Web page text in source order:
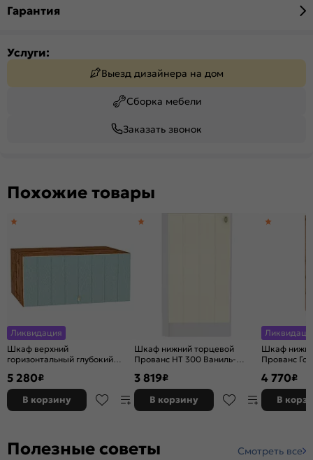
Гарантия
Услуги:
Выезд дизайнера на дом
Сборка мебели
Заказать звонок
Похожие товары
Ликвидация
Шкаф верхний
горизонтальный глубокий
358*800*574
5 280₽
В корзину
Шкаф нижний торцевой
Прованс НТ 300 Ваниль-
3 819₽
В корзину
Шкаф
Прованс
4 770₽
В
Полезные советы Смотреть все